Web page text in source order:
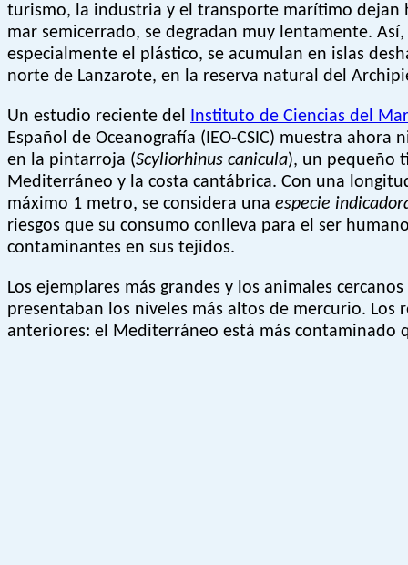
turismo, la industria y el transporte marítimo dejan
mar semicerrado, se degradan muy lentamente.
especialmente el plástico, se acumulan en islas
norte de Lanzarote, en la reserva natural del
Un estudio reciente del Instituto de Ciencias del Mar
Español de Oceanografía (IEO-CSIC) muestra ahora
en la pintarroja (Scyliorhinus canicula), un pequeño
Mediterráneo y la costa cantábrica. Con una
máximo 1 metro, se considera una especie
riesgos que su consumo conlleva para el ser
contaminantes en sus tejidos.
Los ejemplares más grandes y los animales
presentaban los niveles más altos de mercurio. Los
anteriores: el Mediterráneo está más contaminado